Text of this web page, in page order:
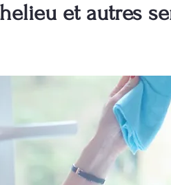
et autres